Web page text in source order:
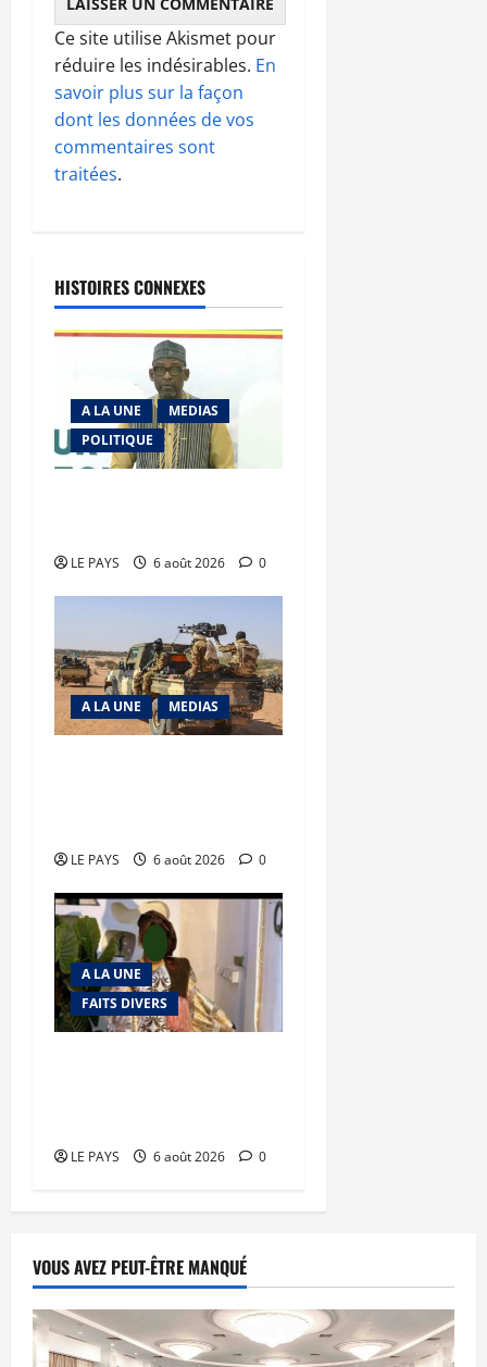
Ce site utilise Akismet pour
réduire les indésirables. En
savoir plus sur la façon
dont les données de vos
commentaires sont
traitées.
HISTOIRES CONNEXES
A LA UNE
MEDIAS
POLITIQUE
LE PAYS 6 août 2026 0
A LA UNE MEDIAS
LE PAYS 6 août 2026 0
A LA UNE
FAITS DIVERS
LE PAYS 6 août 2026 0
VOUS AVEZ PEUT-ÊTRE MANQUÉ